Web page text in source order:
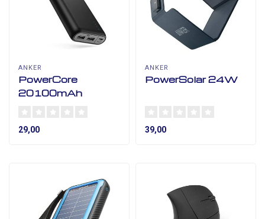
ANKER
PowerCore
20100mAh
29,00
ANKER
PowerSolar 24W
39,00